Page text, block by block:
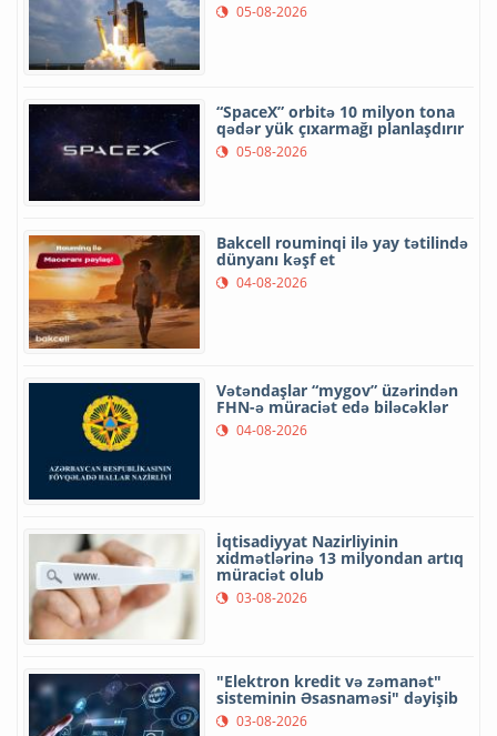
05-08-2026
“SpaceX” orbitə 10 milyon tona
qədər yük çıxarmağı planlaşdırır
05-08-2026
Bakcell rouminqi ilə yay tətilində
dünyanı kəşf et
04-08-2026
Vətəndaşlar “mygov” üzərindən
FHN-ə müraciət edə biləcəklər
04-08-2026
İqtisadiyyat Nazirliyinin
xidmətlərinə 13 milyondan artıq
müraciət olub
03-08-2026
"Elektron kredit və zəmanət"
sisteminin Əsasnaməsi" dəyişib
03-08-2026